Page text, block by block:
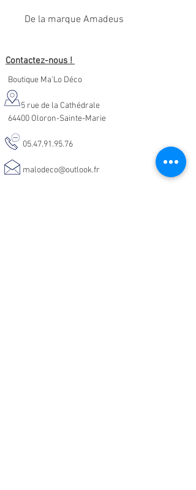
De la marque Amadeus
Contactez-nous !
Boutique Ma'Lo Déco
5 rue de la Cathédrale
64400 Oloron-Sainte-Marie
05.47.91.95.76
malodeco@outlook.fr